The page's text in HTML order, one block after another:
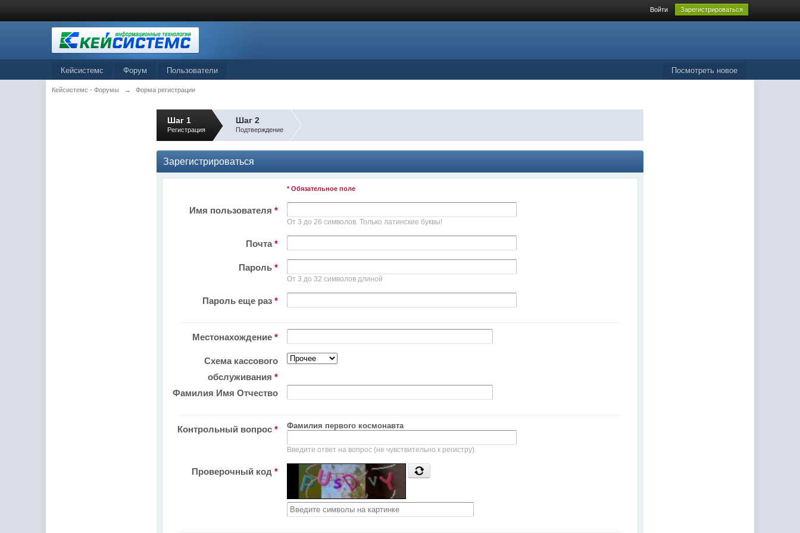
Войти Зарегистрироваться
Посмотреть новое
Кейсистемс Форум Пользователи
Кейсистемс - Форумы → Форма регистрации
Шаг 1
Регистрация
Шаг 2
Подтверждение
Зарегистрироваться
* Обязательное поле
Имя пользователя *
От 3 до 26 символов. Только латинские буквы!
Почта*
Пароль *
От 3 до 32 символов длиной
Пароль еще раз *
Местонахождение *
Схема кассового
обслуживания *
Фамилия Имя Отчество
Контрольный вопрос * Фамилия первого космонавта
Введите ответ на вопрос (не чувствительно к регистру).
Проверочный код *